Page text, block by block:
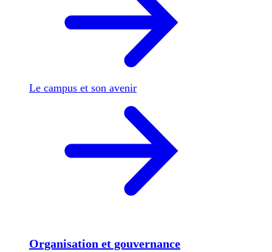
Le campus et son avenir
Organisation et gouvernance